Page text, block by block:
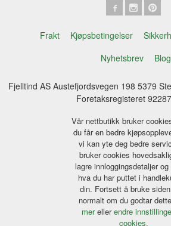
Frakt Kjøpsbetingelser
Nyhetsbrev
Fjelltind AS Austefjordsvegen 198 5379
Foretaksregisteret
Vår nettbutikk bruker
du får en bedre
vi kan yte deg bedre
bruker cookies
lagre innloggingsdetaljer
hva du har puttet i
din. Fortsett å bruke
normalt om du godtar
merellerendre
cookies.